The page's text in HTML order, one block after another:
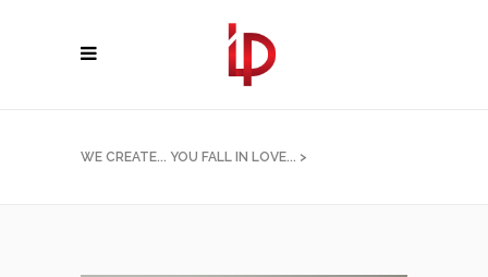
WE CREATE... YOU FALL IN LOVE... >